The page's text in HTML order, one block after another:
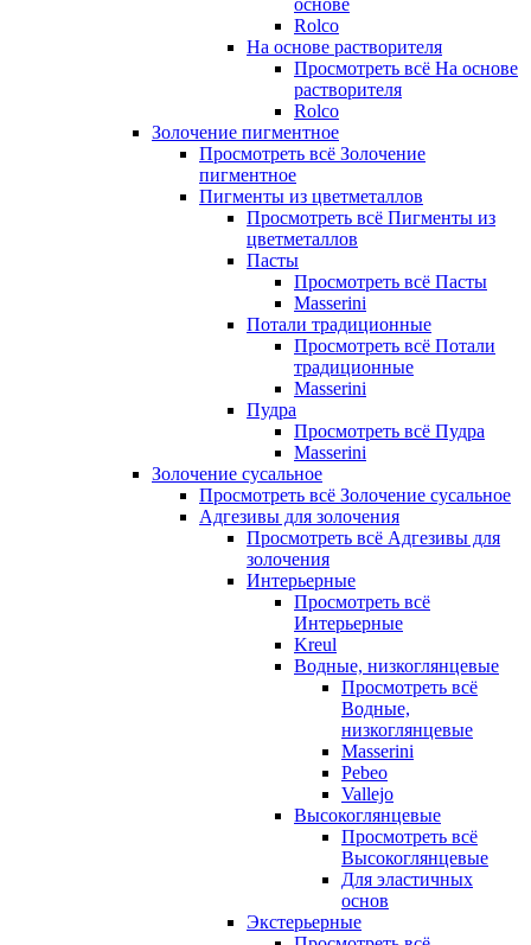
основе
Rolco
На основе растворителя
Просмотреть всё На основе
растворителя
Rolco
Золочение пигментное
Просмотреть всё Золочение
пигментное
Пигменты из цветметаллов
Просмотреть всё Пигменты из
цветметаллов
Пасты
Просмотреть всё Пасты
Masserini
Потали традиционные
Просмотреть всё Потали
традиционные
Masserini
Пудра
Просмотреть всё Пудра
Masserini
Золочение сусальное
Просмотреть всё Золочение сусальное
Адгезивы для золочения
Просмотреть всё Адгезивы для
золочения
Интерьерные
Просмотреть всё
Интерьерные
Kreul
Водные, низкоглянцевые
Просмотреть всё
Водные,
низкоглянцевые
Masserini
Pebeo
Vallejo
Высокоглянцевые
Просмотреть всё
Высокоглянцевые
Для эластичных
основ
Экстерьерные